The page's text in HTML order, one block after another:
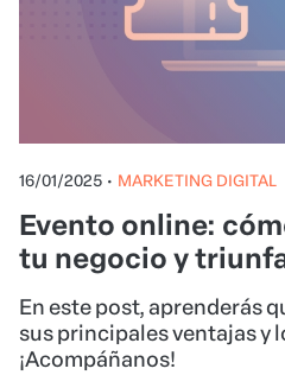
16/01/2025 • MARKETING DIGITAL
Evento online:
tu negocio y
En este post, aprenderás
sus principales ventajas y
¡Acompáñanos!